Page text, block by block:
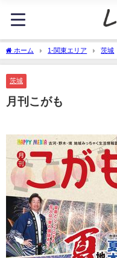
ホーム 1-関東エリア 茨城
茨城
月刊こがも